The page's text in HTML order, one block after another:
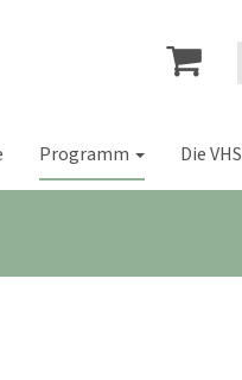
Programm Die VHS